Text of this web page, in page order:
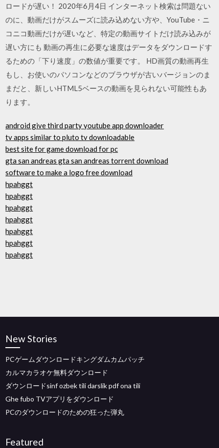
ロードが遅い！ 2020年6月4日 インターネット検索は問題ない
のに、動画だけがスムーズに読み込めない方や、YouTube・ニ
コニコ動画だけが遅いなど、特定の動画サイトだけ読み込みが
遅い方にも 動画の再生に必要な速度はデータをダウンロードす
るための「下り速度」の数値が重要です。 HD画質の動画再生
もし、お使いのパソコンなどのブラウザが古いバージョンのま
まだと、新しいHTML5ベースの動画を見られない可能性もあ
ります。
android give third party youtube app downloader
tv apps similar to pluto tv downloadable
best site for game download for pc
gta san andreas gta san andreas torrent download
software to make a logo free download
hpahggt
hpahggt
hpahggt
hpahggt
hpahggt
hpahggt
hpahggt
New Stories
PCゲームダウンロードキングダムカムパッチ
カルマカラオケ無料ダウンロード
ダウンロードsinf ozbek tili darslik pdf ona tili
Ghe fubo TVアプリをダウンロード
PCのダウンロードのための狂った弾丸
Featured